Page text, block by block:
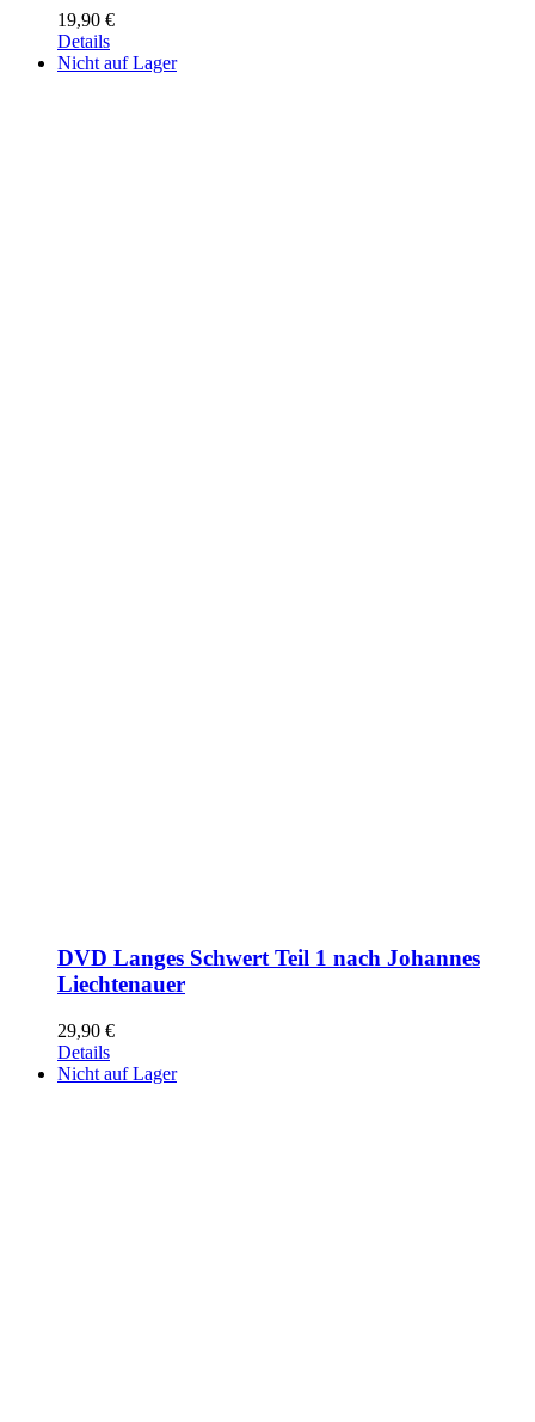
19,90 €
Details
Nicht auf Lager
DVD Langes Schwert Teil 1 nach Johannes
Liechtenauer
29,90 €
Details
Nicht auf Lager